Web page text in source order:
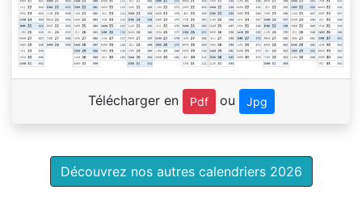
Télécharger en Pdf ou Jpg
Découvrez nos autres calendriers 2026